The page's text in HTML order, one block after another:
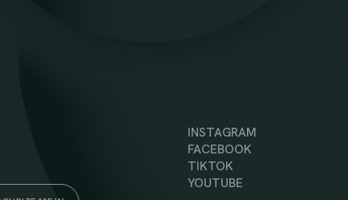
INSTAGRAM
FACEBOOK
TIKTOK
YOUTUBE